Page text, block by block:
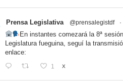
Prensa Legislativa @prensalegistdf ·
En instantes comezará la 8ª
Legislatura fueguina, seguí la
enlace:
1 X